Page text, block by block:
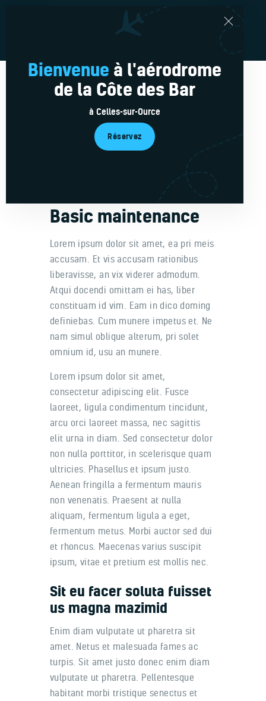
Réservations en ligne
Nos avions
Actu’
Contacts
Basic maintenance
Lorem ipsum dolor sit amet, ea pri meis
accusam. Et vis accusam rationibus
liberavisse, an vix viderer admodum.
Atqui docendi omittam ei has, liber
constituam id vim. Eam in dico doming
definiebas. Cum munere impetus et. Ne
nam simul oblique alterum, pri solet
omnium id, usu an munere.
Lorem ipsum dolor sit amet,
consectetur adipiscing elit. Fusce
laoreet, ligula condimentum tincidunt,
arcu orci laoreet massa, nec sagittis
elit urna in diam. Sed consectetur dolor
non nulla porttitor, in scelerisque quam
ultricies. Phasellus et ipsum justo.
Aenean fringilla a fermentum mauris
non venenatis. Praesent at nulla
aliquam, fermentum ligula a eget,
fermentum metus. Morbi auctor sed dui
et rhoncus. Maecenas varius suscipit
ipsum, vitae et pretium est mollis nec.
Sit eu facer soluta fuisset
us magna mazimid
Enim diam vulputate ut pharetra sit
amet. Netus et malesuada fames ac
turpis. Sit amet justo donec enim diam
vulputate ut pharetra. Pellentesque
habitant morbi tristique senectus et
Bienvenue à l'aérodrome
de la Côte des Bar
à Celles-sur-Ource
Réservez